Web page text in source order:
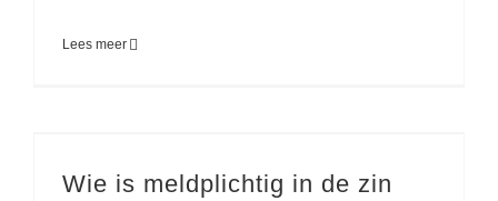
Lees meer
Wie is meldplichtig in de zin